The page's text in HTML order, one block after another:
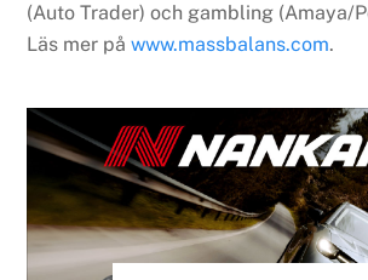
(Auto Trader) och gambling (Amaya/
Läs mer påwww.massbalans.com.